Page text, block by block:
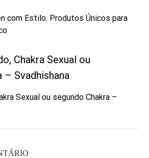
com Estilo: Produtos Únicos para
Sexual ou segundo Chakra –